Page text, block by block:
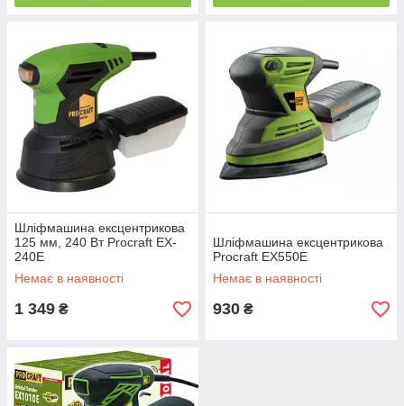
Шліфмашина ексцентрикова
125 мм, 240 Вт Procraft EX-
240E
Немає в наявності
1 349 ₴
Шліфмашина ексцентрикова
Procraft EX550E
Немає в наявності
930 ₴